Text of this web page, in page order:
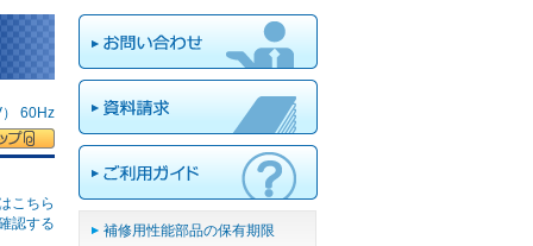
60Hz
こちら
認する
補修用性能部品の保有期限